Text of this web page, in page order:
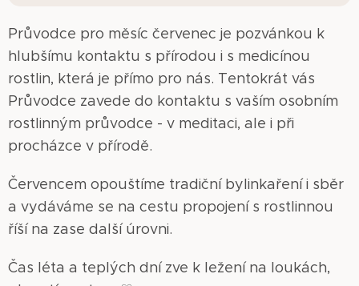
Průvodce pro měsíc červenec je pozvánkou k
hlubšímu kontaktu s přírodou i s medicínou
rostlin, která je přímo pro nás. Tentokrát vás
Průvodce zavede do kontaktu s vaším osobním
rostlinným průvodce - v meditaci, ale i při
procházce v přírodě.
Červencem opouštíme tradiční bylinkaření i sběr
a vydáváme se na cestu propojení s rostlinnou
říší na zase další úrovni.
Čas léta a teplých dní zve k ležení na loukách,